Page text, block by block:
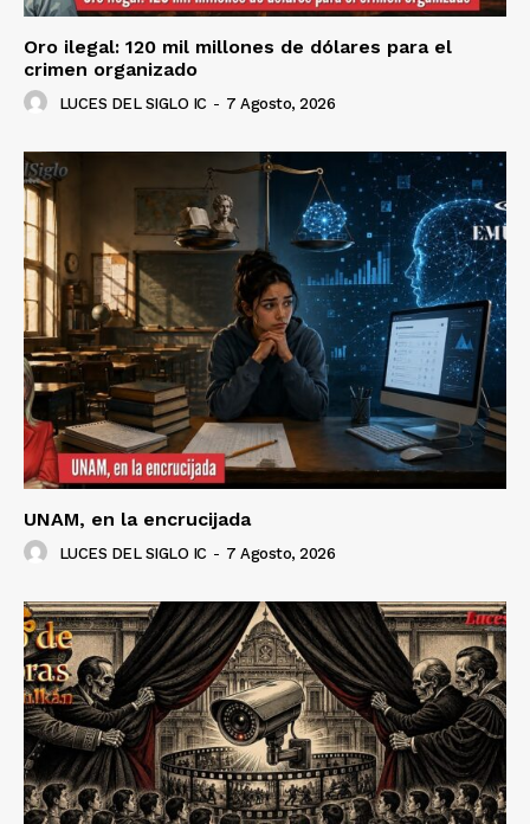
Luces
Del Siglo
Oro ilegal: 120 mil millones de dólares para el
crimen organizado
LUCES DEL SIGLO IC - 7 Agosto, 2026
UNAM, en la encrucijada
LUCES DEL SIGLO IC - 7 Agosto, 2026